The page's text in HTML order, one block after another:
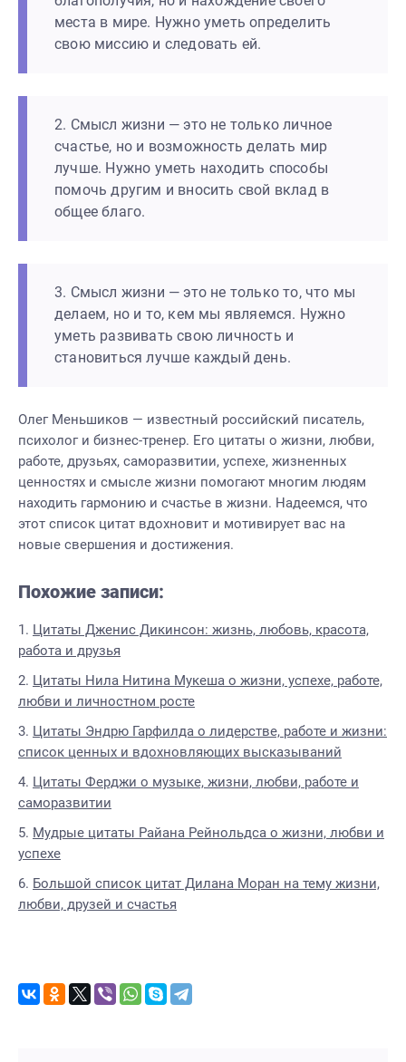
места в мире. Нужно уметь определить
свою миссию и следовать ей.
2. Смысл жизни — это не только личное
счастье, но и возможность делать мир
лучше. Нужно уметь находить способы
помочь другим и вносить свой вклад в
общее благо.
3. Смысл жизни — это не только то, что мы
делаем, но и то, кем мы являемся. Нужно
уметь развивать свою личность и
становиться лучше каждый день.
Олег Меньшиков — известный российский писатель,
психолог и бизнес-тренер. Его цитаты о жизни, любви,
работе, друзьях, саморазвитии, успехе, жизненных
ценностях и смысле жизни помогают многим людям
находить гармонию и счастье в жизни. Надеемся, что
этот список цитат вдохновит и мотивирует вас на
новые свершения и достижения.
Похожие записи:
Цитаты Дженис Дикинсон: жизнь, любовь, красота,
работа и друзья
Цитаты Нила Нитина Мукеша о жизни, успехе, работе,
любви и личностном росте
Цитаты Эндрю Гарфилда о лидерстве, работе и жизни:
список ценных и вдохновляющих высказываний
Цитаты Ферджи о музыке, жизни, любви, работе и
саморазвитии
Мудрые цитаты Райана Рейнольдса о жизни, любви и
успехе
Большой список цитат Дилана Моран на тему жизни,
любви, друзей и счастья